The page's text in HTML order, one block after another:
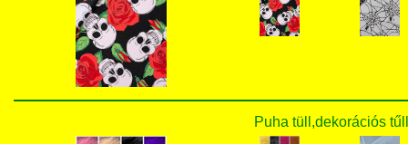
Puha tüll,dekorációs